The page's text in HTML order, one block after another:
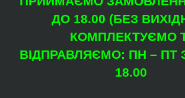
ДО 18.00 (БЕЗ
КОМПЛЕКТУЄМО
ВІДПРАВЛЯЄМО: ПН – ПТ
18.00